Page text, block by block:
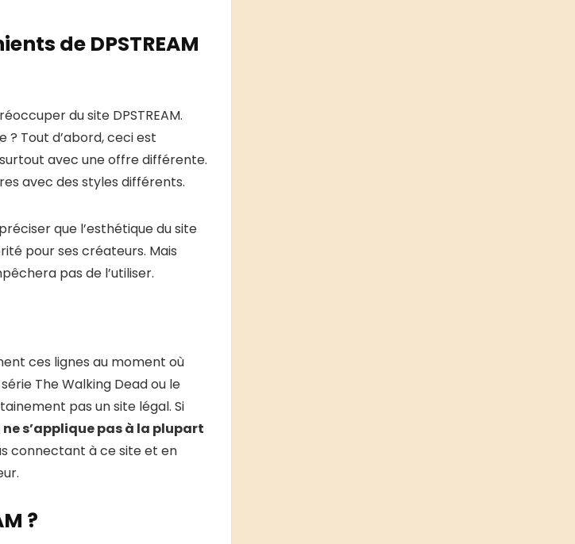
de DPSTREAM
du site DPSTREAM.
Tout d’abord, ceci est
avec une offre différente.
avec des styles différents.
que l’esthétique du site
pour ses créateurs. Mais
pas de l’utiliser.
ces lignes au moment où
The Walking Dead ou le
pas un site légal. Si
ne s’applique pas à la plupart
connectant à ce site et en
?